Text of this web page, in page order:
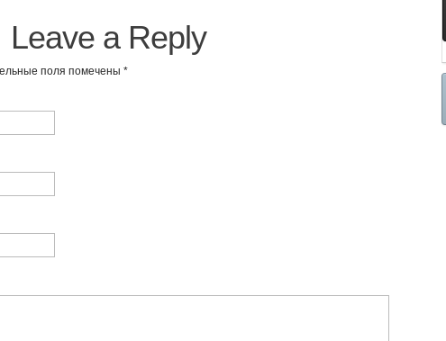
Leave a Reply
поля помечены *